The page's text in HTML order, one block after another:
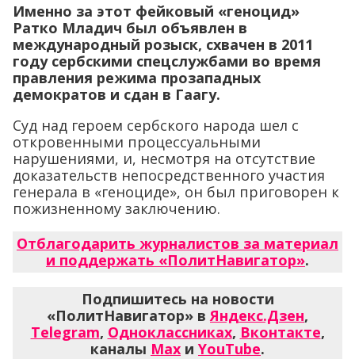
Именно за этот фейковый «геноцид»
Ратко Младич был объявлен в
международный розыск, схвачен в 2011
году сербскими спецслужбами во время
правления режима прозападных
демократов и сдан в Гаагу.
Суд над героем сербского народа шел с
откровенными процессуальными
нарушениями, и, несмотря на отсутствие
доказательств непосредственного участия
генерала в «геноциде», он был приговорен к
пожизненному заключению.
Отблагодарить журналистов за материал
и поддержать «ПолитНавигатор».
Подпишитесь на новости
«ПолитНавигатор» в Яндекс.Дзен,
Telegram, Одноклассниках, Вконтакте,
каналы Max и YouTube.